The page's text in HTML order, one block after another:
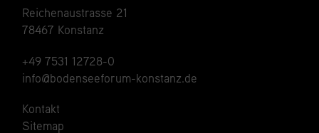
Reichenaustrasse 21
78467 Konstanz
+49 7531 12728-0
info@bodenseeforum-konstanz.de
Kontakt
Sitemap